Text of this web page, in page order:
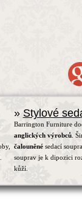
» Stylové
Barrington Furniture
anglických výrobců.
čalouněnésedací
souprav je k dipozici
kůží.